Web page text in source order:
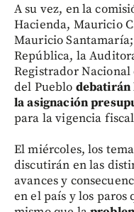
A su vez, en la
Hacienda, Mauricio
Mauricio
República, la
Registrador
del Pueblo debatirán
la asignación
para la vigencia
El miércoles, los
discutirán en las
avances y
en el país y los paros